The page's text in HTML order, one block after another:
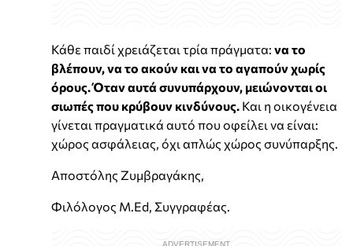
Κάθε παιδί χρειάζεται τρία πράγματα: να το
βλέπουν, να το ακούν και να το αγαπούν χωρίς
όρους. Όταν αυτά συνυπάρχουν, μειώνονται οι
σιωπές που κρύβουν κινδύνους. Και η οικογένεια
γίνεται πραγματικά αυτό που οφείλει να είναι:
χώρος ασφάλειας, όχι απλώς χώρος συνύπαρξης.
Αποστόλης Ζυμβραγάκης,
Φιλόλογος M.Ed, Συγγραφέας.